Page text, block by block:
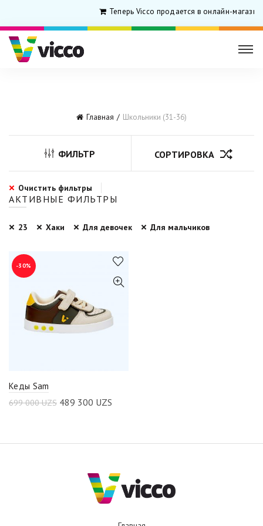
Теперь Vicco продается в онлайн-
Главная Школьники (31-36)
ФИЛЬТР СОРТИРОВКА
Очистить фильтры
АКТИВНЫЕ ФИЛЬТРЫ
23 Хаки Для девочек Для мальчиков
-30%
Кеды Sam
699 000UZS 489 300 UZS